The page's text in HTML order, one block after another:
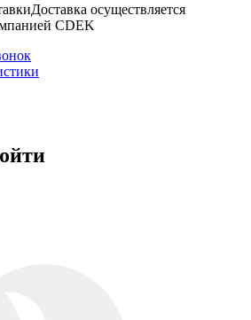
Доставка осуществляется
CDEK